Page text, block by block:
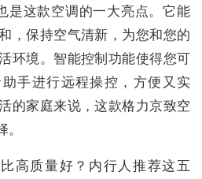
是这款空调的一大亮点。它能
，保持空气清新，为您和您的
环境。智能控制功能使得您可
手进行远程操控，方便又实
的家庭来说，这款格力京致空
高质量好？内行人推荐这五